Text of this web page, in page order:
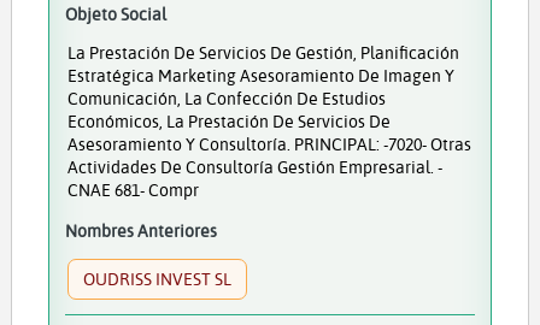
Objeto Social
La Prestación De Servicios De Gestión, Planificación
Estratégica Marketing Asesoramiento De Imagen Y
Comunicación, La Confección De Estudios
Económicos, La Prestación De Servicios De
Asesoramiento Y Consultoría. PRINCIPAL: -7020- Otras
Actividades De Consultoría Gestión Empresarial. -
CNAE 681- Compr
Nombres Anteriores
OUDRISS INVEST SL